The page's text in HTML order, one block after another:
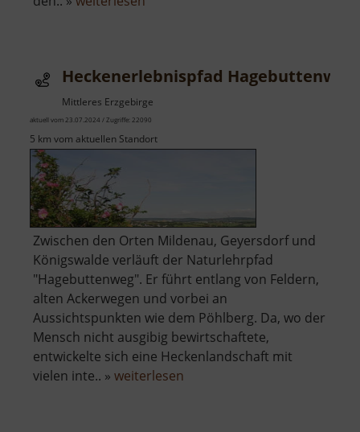
Heckenerlebnispfad Hagebuttenweg
Mittleres Erzgebirge
aktuell vom 23.07.2024 / Zugriffe: 22090
5 km vom aktuellen Standort
Zwischen den Orten Mildenau, Geyersdorf und
Königswalde verläuft der Naturlehrpfad
"Hagebuttenweg". Er führt entlang von Feldern,
alten Ackerwegen und vorbei an
Aussichtspunkten wie dem Pöhlberg. Da, wo der
Mensch nicht ausgibig bewirtschaftete,
entwickelte sich eine Heckenlandschaft mit
vielen inte.. » weiterlesen